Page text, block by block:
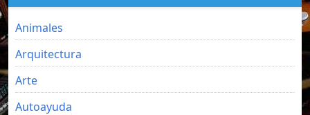
Animales
Arquitectura
Arte
Autoayuda